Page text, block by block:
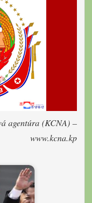
agentúra (KCNA) –
www.kcna.kp